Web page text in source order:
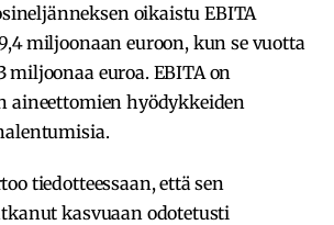
oikaistu EBITA
miljoonaan euroon, kun se vuotta
miljoonaa euroa. EBITA on
aineettomien hyödykkeiden
tiedotteessaan, että sen
kasvuaan odotetusti